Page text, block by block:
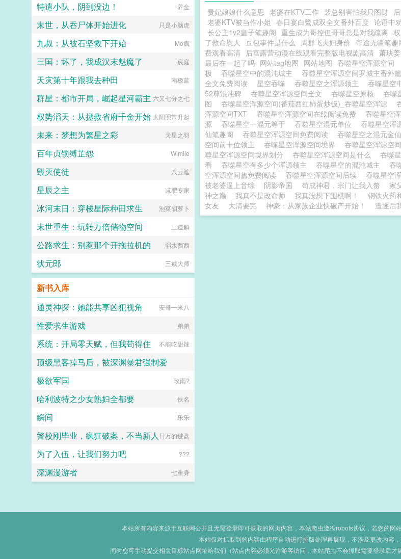
贵妃娘娘什么意思 老婆在KTV工作 裴总别害怕我只图财
老婆KTV被当作小姐 春日宴白鹭成双全文番外百度 论语中
长公主1v2皇子笔趣阁 重生成为哥控但哥哥总是对我疏离
了救命恩人 豆包事件是什么 周群飞夫妇身价 帝途无疆笔趣
费观看高清
后宫露营动漫在线观看完整版电视剧高清 萧玦
最后在一起了吗 网站tag地图 网站地图 吞噬星空浑源空间
极
吞噬星空中的混沌城主 吞噬星空浑源空间罗城主番外篇
全文免费阅读
星空吞噬 吞噬星空之浑源领主 吞噬星空
52尊混沌碑
吞噬星空浑源空间全文 吞噬星空原核 吞噬
图
吞噬星空浑源空间(番茄西红柿蛋炒饭)_吞噬星空浑源
浑源空间TXT
吞噬星空浑源空间在线阅读免费 吞噬星空
源
吞噬星空一混元等于 吞噬星空混元单位 吞噬星空浑
仙笔趣阁
吞噬星空浑源空间免费阅读 吞噬星空之混元金仙
空间前十位领主
吞噬星空浑源空间境界 吞噬星空浑源空
噬星空浑源空间境界划分
吞噬星空浑源空间是什么 吞噬
看
吞噬星空有多少个浑源领主 吞噬星空的混沌城主 吞
空浑源空间篇免费阅读
吞噬星空浑源空间后续 吞噬星空
被老婆逼上音综
阴影帝国 苟成神君，宗门让我入赘 家
神之巅
我真不是改命师 我真没想下围棋啊！ 钢铁火药
女友
大清要完 神豪：从家族企业快破产开始！ 遭逐后
特遣小队，阴到没边！
养金
末世，从吞尸体开始进化 只是小脑虎
九叔：从被石坚救下开始 Mo疯
三国：坏了，我成汉末魅魔了 宸庭
天灾第十年跟我去种田 南极蓝
群星：都市开局，崛起星河霸主 六又七分之七
权势滔天：从拯救省府千金开始 太阳照常升起
未来：梦想为繁星之彩 天星之羽
百年贞锁缚芷怨 Wimile
毁灭使徒 八云遮
星辰之主 减肥专家
冰河末日：穿梭星际种田求生 泡菜胡萝卜
末世重生：玩转万倍储物空间 三道鳞
公路求生：别惹那个开拖拉机的 弱水西西
状元郎 三戒大师
新书入库
通灵神探：她能共享凶犯视角
安哥一米八
性爱求生游戏 弟弟
系统：开局零天赋，但我苟得住 不能吃甜辣
顶级黑客掉马后，被深渊暴君强制爱
十八岁甜美热情大甲由
极欲军国 玫雨?
哈利波特之少女熟妇全都要 佚名
瞬间 乐乐
警校刚毕业，疯狂破案，不当新人 日万的键盘
为了入伍，让我们努力吧 ???
深渊漫游者 七重身
本站所有内容来源于互联网公开且无需登录即可获取的网页内容，本站爬虫遵循robots协议，若您的网
本站仅对抓取到的内容由程序自动进行排版处理再展现，不涉及更改内容，
同时您可手动提交相关目标站点网址给我们（站点内容必须允许游客访问，本站爬虫不会抓取需要登录后才